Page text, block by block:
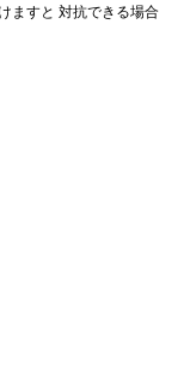
ますと 対抗できる場合